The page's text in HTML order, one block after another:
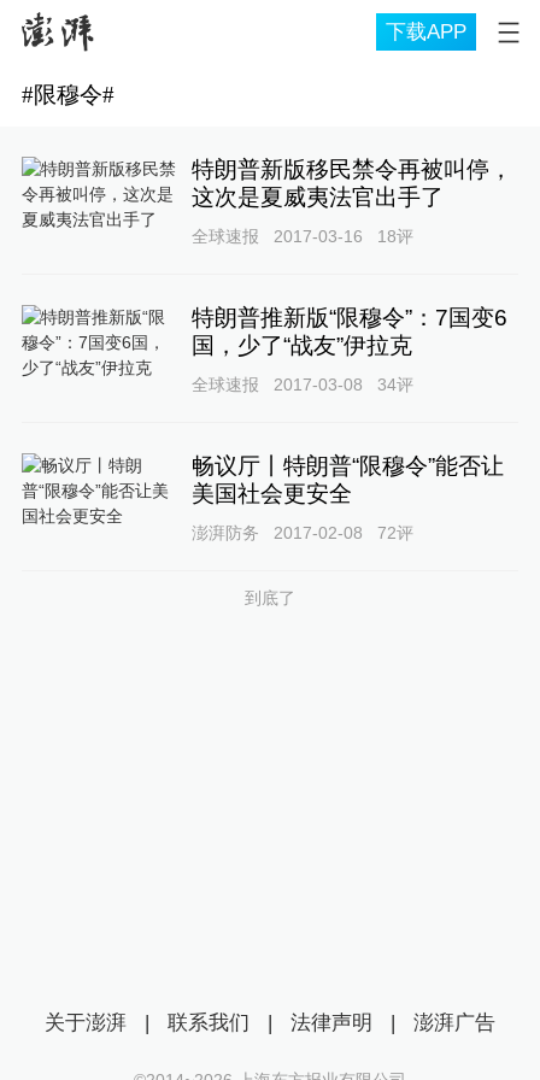
下载APP
#限穆令#
特朗普新版移民禁令再被叫停，
这次是夏威夷法官出手了
全球速报 2017-03-16 18评
特朗普推新版“限穆令”：7国变6
国，少了“战友”伊拉克
全球速报 2017-03-08 34评
畅议厅丨特朗普“限穆令”能否让
美国社会更安全
澎湃防务 2017-02-08 72评
到底了
关于澎湃 | 联系我们 | 法律声明 | 澎湃广告